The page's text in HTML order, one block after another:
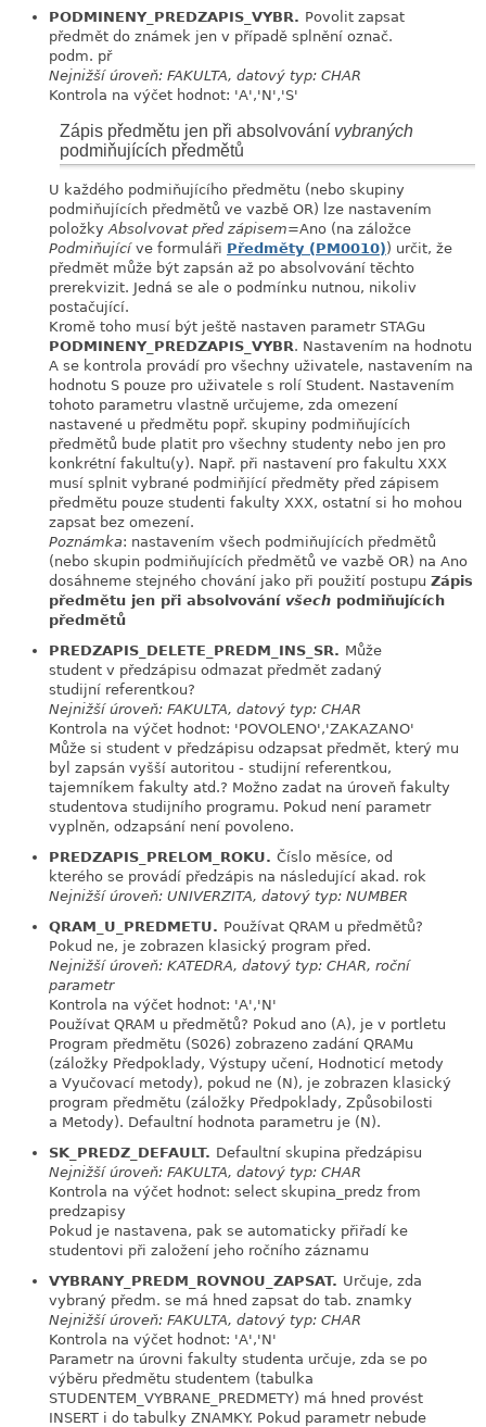
PODMINENY_PREDZAPIS_VYBR. Povolit zapsat
předmět do známek jen v případě splnění označ.
podm. př
Nejnižší úroveň: FAKULTA, datový typ: CHAR
Kontrola na výčet hodnot: 'A','N','S'
Zápis předmětu jen při absolvování vybraných
podmiňujících předmětů
U každého podmiňujícího předmětu (nebo skupiny
podmiňujících předmětů ve vazbě OR) lze nastavením
položkyAbsolvovat před zápisem=Ano (na záložce
Podmiňujícíve formuláři Předměty (PM0010)) určit, že
předmět může být zapsán až po absolvování těchto
prerekvizit. Jedná se ale o podmínku nutnou, nikoliv
postačující.
Kromě toho musí být ještě nastaven parametr STAGu
PODMINENY_PREDZAPIS_VYBR. Nastavením na hodnotu
A se kontrola provádí pro všechny uživatele, nastavením na
hodnotu S pouze pro uživatele s rolí Student. Nastavením
tohoto parametru vlastně určujeme, zda omezení
nastavené u předmětu popř. skupiny podmiňujících
předmětů bude platit pro všechny studenty nebo jen pro
konkrétní fakultu(y). Např. při nastavení pro fakultu XXX
musí splnit vybrané podmiňjící předměty před zápisem
předmětu pouze studenti fakulty XXX, ostatní si ho mohou
zapsat bez omezení.
Poznámka: nastavením všech podmiňujících předmětů
(nebo skupin podmiňujících předmětů ve vazbě OR) na Ano
dosáhneme stejného chování jako při použití postupu Zápis
předmětu jen při absolvování všech podmiňujících
předmětů
PREDZAPIS_DELETE_PREDM_INS_SR. Může
student v předzápisu odmazat předmět zadaný
studijní referentkou?
Nejnižší úroveň: FAKULTA, datový typ: CHAR
Kontrola na výčet hodnot: 'POVOLENO','ZAKAZANO'
Může si student v předzápisu odzapsat předmět, který mu
byl zapsán vyšší autoritou - studijní referentkou,
tajemníkem fakulty atd.? Možno zadat na úroveň fakulty
studentova studijního programu. Pokud není parametr
vyplněn, odzapsání není povoleno.
PREDZAPIS_PRELOM_ROKU. Číslo měsíce, od
kterého se provádí předzápis na následující akad. rok
Nejnižší úroveň: UNIVERZITA, datový typ: NUMBER
QRAM_U_PREDMETU. Používat QRAM u předmětů?
Pokud ne, je zobrazen klasický program před.
Nejnižší úroveň: KATEDRA, datový typ: CHAR, roční
parametr
Kontrola na výčet hodnot: 'A','N'
Používat QRAM u předmětů? Pokud ano (A), je v portletu
Program předmětu (S026) zobrazeno zadání QRAMu
(záložky Předpoklady, Výstupy učení, Hodnoticí metody
a Vyučovací metody), pokud ne (N), je zobrazen klasický
program předmětu (záložky Předpoklady, Způsobilosti
a Metody). Defaultní hodnota parametru je (N).
SK_PREDZ_DEFAULT. Defaultní skupina předzápisu
Nejnižší úroveň: FAKULTA, datový typ: CHAR
Kontrola na výčet hodnot: select skupina_predz from
predzapisy
Pokud je nastavena, pak se automaticky přiřadí ke
studentovi při založení jeho ročního záznamu
VYBRANY_PREDM_ROVNOU_ZAPSAT. Určuje, zda
vybraný předm. se má hned zapsat do tab. znamky
Nejnižší úroveň: FAKULTA, datový typ: CHAR
Kontrola na výčet hodnot: 'A','N'
Parametr na úrovni fakulty studenta určuje, zda se po
výběru předmětu studentem (tabulka
STUDENTEM_VYBRANE_PREDMETY) má hned provést
INSERT i do tabulky ZNAMKY. Pokud parametr nebude